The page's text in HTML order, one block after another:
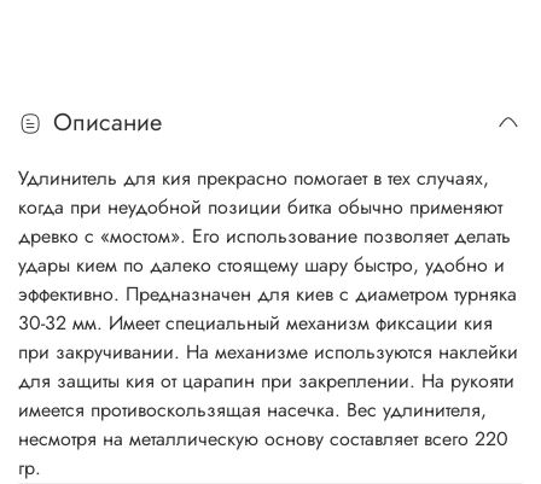
Описание
Удлинитель для кия прекрасно помогает в тех случаях,
когда при неудобной позиции битка обычно применяют
древко с «мостом». Его использование позволяет делать
удары кием по далеко стоящему шару быстро, удобно и
эффективно. Предназначен для киев с диаметром турняка
30-32 мм. Имеет специальный механизм фиксации кия
при закручивании. На механизме используются наклейки
для защиты кия от царапин при закреплении. На рукояти
имеется противоскользящая насечка. Вес удлинителя,
несмотря на металлическую основу составляет всего 220
гр.